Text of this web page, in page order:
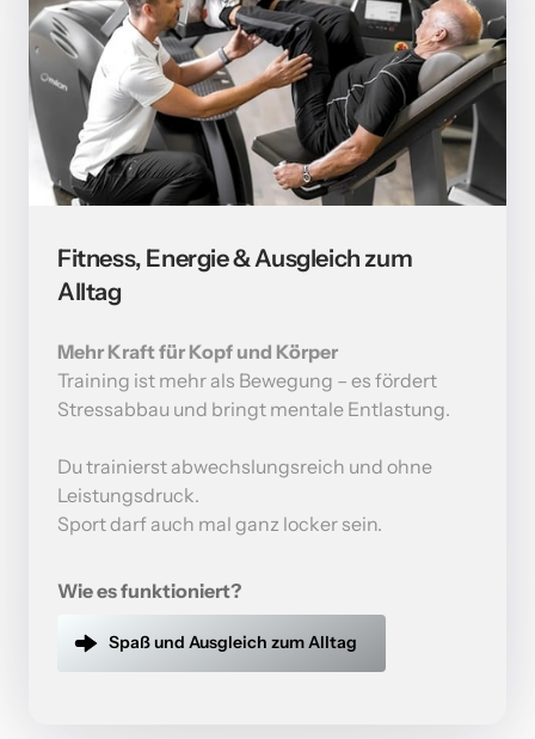
Fitness, Energie & Ausgleich zum
Alltag
Training ist mehr als Bewegung – es fördert
Stressabbau und bringt mentale Entlastung.
Du trainierst abwechslungsreich und ohne
Leistungsdruck.
Sport darf auch mal ganz locker sein.
Wie es funktioniert?
Spaß und Ausgleich zum Alltag